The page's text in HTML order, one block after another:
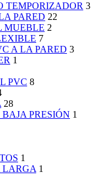
TEMPORIZADOR 3
PARED 22
MUEBLE 2
7
A LA PARED 3
1
PVC 8
28
PRESIÓN 1
1
LARGA 1